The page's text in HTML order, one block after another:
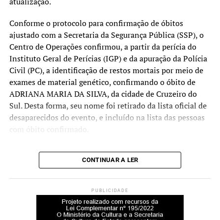
consultoria que dá
condições de retomada e
crescimento. E ainda temos
recursos para atender,
aproximadamente, 5 mil
microempreendedores, ou
seja, queremos que todos
que precisam tenham
oportunidade”, ressalta
Sossella.
Conforme o protocolo para confirmação de óbitos
ajustado com a Secretaria da Segurança Pública (SSP), o
Centro de Operações confirmou, a partir da perícia do
Instituto Geral de Perícias (IGP) e da apuração da Polícia
Civil (PC), a identificação de restos mortais por meio de
exames de material genético, confirmando o óbito de
ADRIANA MARIA DA SILVA, da cidade de Cruzeiro do
Sul. Desta forma, seu nome foi retirado da lista oficial de
desaparecidos do evento, e incluído na lista das pessoas
com óbito confirmado.
O nome de ADRIANO SANDAOWSKI, da cidade de
Canoas, foi retirado da lista de pessoas desaparecidas
naquele órgão no final do mês de julho, familiares
confirmaram que Adriano mudou-se para uma cidade em
CONTINUAR A LER
PUBLICIDADE